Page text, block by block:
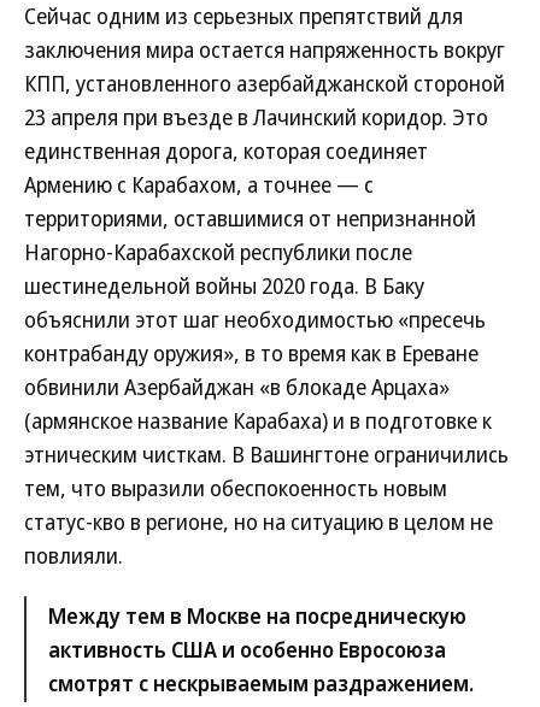
Сейчас одним из серьезных препятствий для
заключения мира остается напряженность вокруг
КПП, установленного азербайджанской стороной
23 апреля при въезде в Лачинский коридор. Это
единственная дорога, которая соединяет
Армению с Карабахом, а точнее — с
территориями, оставшимися от непризнанной
Нагорно-Карабахской республики после
шестинедельной войны 2020 года. В Баку
объяснили этот шаг необходимостью «пресечь
контрабанду оружия», в то время как в Ереване
обвинили Азербайджан «в блокаде Арцаха»
(армянское название Карабаха) и в подготовке к
этническим чисткам. В Вашингтоне ограничились
тем, что выразили обеспокоенность новым
статус-кво в регионе, но на ситуацию в целом не
повлияли.
Между тем в Москве на посредническую
активность США и особенно Евросоюза
смотрят с нескрываемым раздражением.